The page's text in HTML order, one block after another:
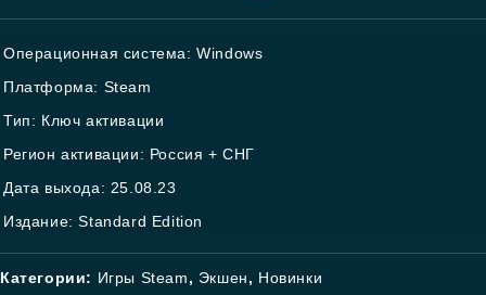
Операционная система: Windows
Платформа: Steam
Тип: Ключ активации
Регион активации: Россия + СНГ
Дата выхода: 25.08.23
Издание: Standard Edition
Категории: Игры Steam, Экшен, Новинки